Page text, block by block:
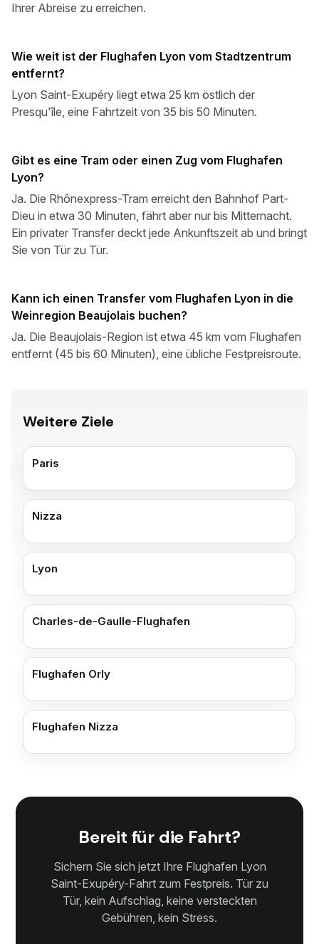
Ihrer Abreise zu erreichen.
Wie weit ist der Flughafen Lyon vom Stadtzentrum
entfernt?
Lyon Saint-Exupéry liegt etwa 25 km östlich der
Presqu'île, eine Fahrtzeit von 35 bis 50 Minuten.
Gibt es eine Tram oder einen Zug vom Flughafen
Lyon?
Ja. Die Rhônexpress-Tram erreicht den Bahnhof Part-
Dieu in etwa 30 Minuten, fährt aber nur bis Mitternacht.
Ein privater Transfer deckt jede Ankunftszeit ab und bringt
Sie von Tür zu Tür.
Kann ich einen Transfer vom Flughafen Lyon in die
Weinregion Beaujolais buchen?
Ja. Die Beaujolais-Region ist etwa 45 km vom Flughafen
entfernt (45 bis 60 Minuten), eine übliche Festpreisroute.
Weitere Ziele
Paris
Nizza
Lyon
Charles-de-Gaulle-Flughafen
Flughafen Orly
Flughafen Nizza
Bereit für die Fahrt?
Sichern Sie sich jetzt Ihre Flughafen Lyon
Saint-Exupéry-Fahrt zum Festpreis. Tür zu
Tür, kein Aufschlag, keine versteckten
Gebühren, kein Stress.